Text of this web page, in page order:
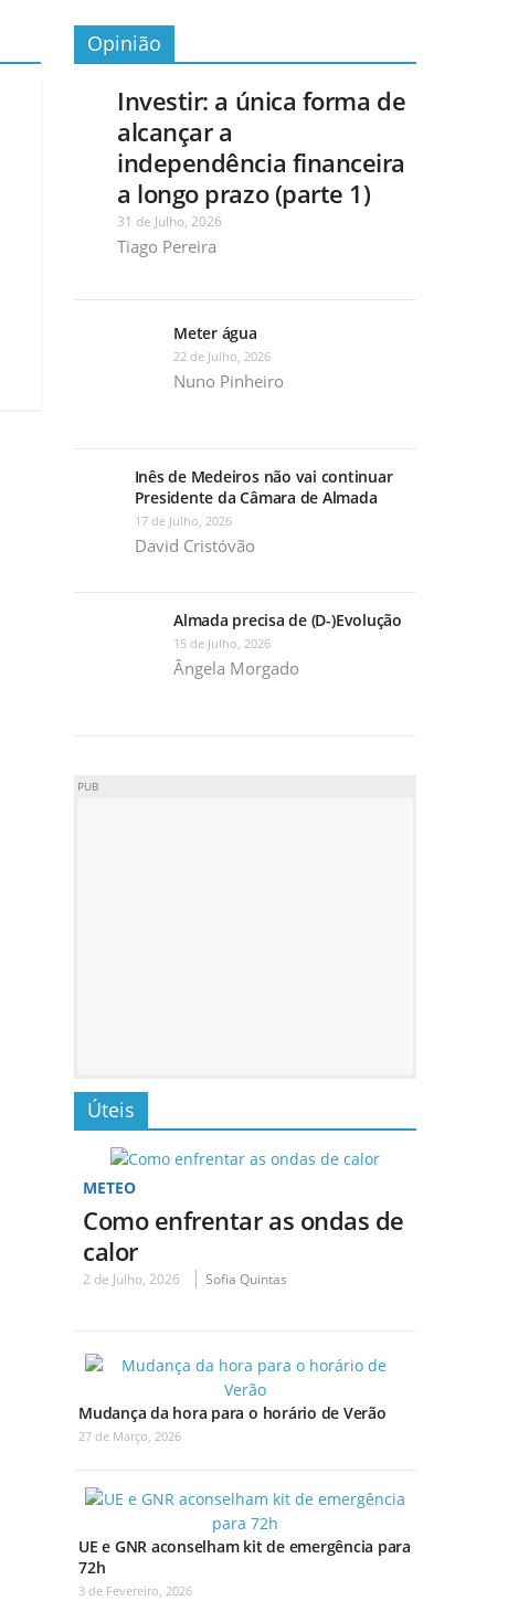
Opinião
Investir: a única forma de
alcançar a
independência financeira
a longo prazo (parte 1)
31 de Julho, 2026
Tiago Pereira
Meter água
22 de Julho, 2026
Nuno Pinheiro
Inês de Medeiros não vai continuar
Presidente da Câmara de Almada
17 de Julho, 2026
David Cristóvão
Almada precisa de (D-)Evolução
15 de Julho, 2026
Ângela Morgado
PUB
Úteis
METEO
Como enfrentar as ondas de
calor
2 de Julho, 2026 Sofia Quintas
Mudança da hora para o horário de Verão
27 de Março, 2026
UE e GNR aconselham kit de emergência para
72h
3 de Fevereiro, 2026